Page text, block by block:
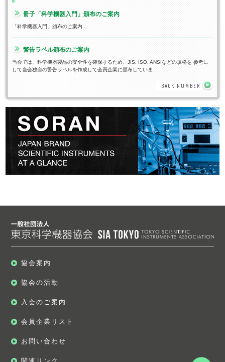
冊子「科学機器入門」頒布のご案内
「科学機器入門」頒布のご案内...
警告ラベル頒布のご案内
当会では、科学機器製品の安全性を確保するため、JIS, ISO, ANSIなどの規格を 参考に
して当会独自の警告ラベルを作成して会員企業に頒布していま...
BACK NUMBER
協会案内
協会の活動
入会のご案内
会員企業リスト
お問い合わせ